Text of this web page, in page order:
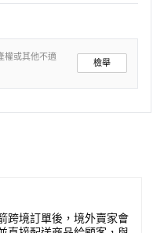
權或其他不適
檢舉
跨境訂單後，境外賣家會